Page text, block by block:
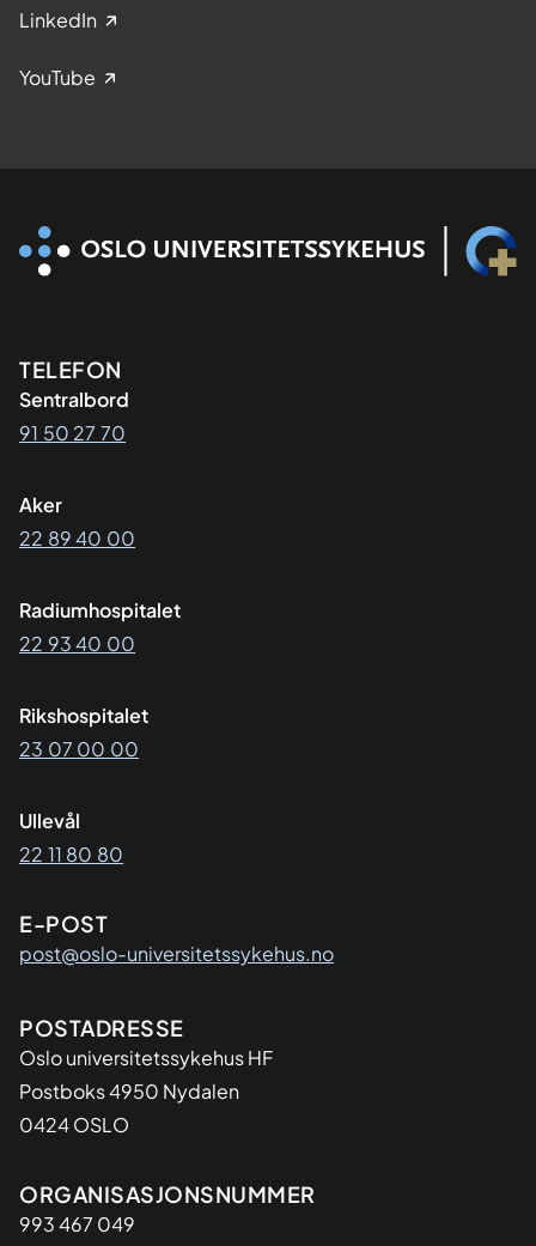
LinkedIn
YouTube
Kontaktinformasjon
TELEFON
Sentralbord
91 50 27 70
Aker
22 89 40 00
Radiumhospitalet
22 93 40 00
Rikshospitalet
23 07 00 00
Ullevål
22 11 80 80
E-POST
post@oslo-universitetssykehus.no
Adresse
POSTADRESSE
Oslo universitetssykehus HF
Postboks 4950 Nydalen
0424 OSLO
Organisasjon
ORGANISASJONSNUMMER
993 467 049